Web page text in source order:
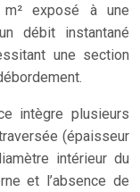
exposé à une
débit instantané
une section
intègre plusieurs
(épaisseur
intérieur du
et l’absence de